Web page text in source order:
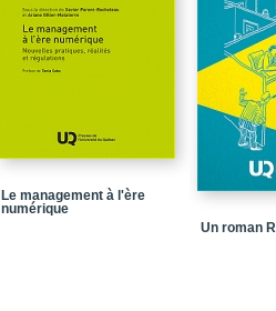
Chapitre 8. La
et de crédibilisation
Chapitre 9. La
Conclusion
Références
Notices biographiques
Le management à l'ère
numérique
Un roman